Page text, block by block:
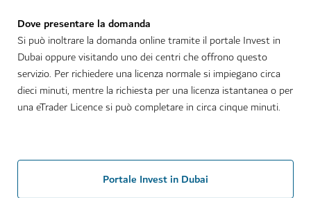
Dove presentare la domanda
Si può inoltrare la domanda online tramite il portale Invest in
Dubai oppure visitando uno dei centri che offrono questo
servizio. Per richiedere una licenza normale si impiegano circa
dieci minuti, mentre la richiesta per una licenza istantanea o per
una eTrader Licence si può completare in circa cinque minuti.
Portale Invest in Dubai